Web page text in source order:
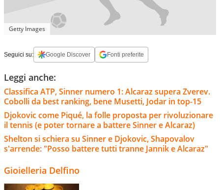
Getty Images
Seguici su: Google Discover Fonti preferite
Leggi anche:
Classifica ATP, Sinner numero 1: Alcaraz supera Zverev.
Cobolli da best ranking, bene Musetti, Jodar in top-15
Djokovic come Piqué, la folle proposta per rivoluzionare
il tennis (e poter tornare a battere Sinner e Alcaraz)
Shelton si schiera su Sinner e Djokovic, Shapovalov
s'arrende: "Posso battere tutti tranne Jannik e Alcaraz"
Gioielleria Delfino